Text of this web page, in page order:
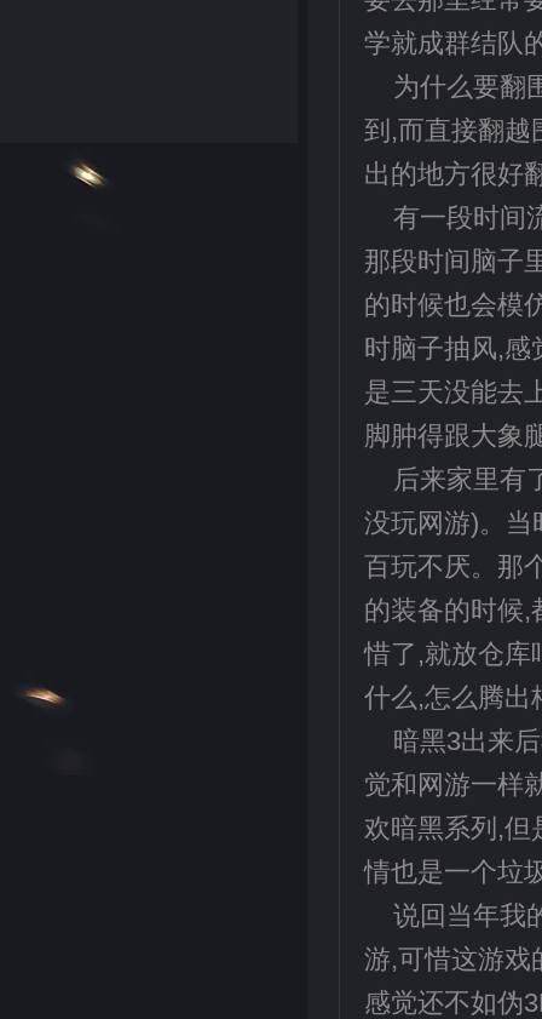
学就成群结队
为什么要翻
到,而直接翻越
出的地方很好
有一段时间
那段时间脑子
的时候也会模
时脑子抽风,
是三天没能去
脚肿得跟大象
后来家里有
没玩网游)。当
百玩不厌。那
的装备的时候,
惜了,就放仓
什么,怎么腾出
暗黑3出来
觉和网游一样
欢暗黑系列,但
情也是一个垃
说回当年我
游,可惜这游戏
感觉还不如伪